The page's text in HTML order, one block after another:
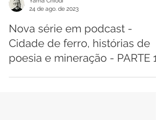
24 de ago. de 2023
Nova série em podcast -
Cidade de ferro, histórias de
poesia e mineração - PARTE 1